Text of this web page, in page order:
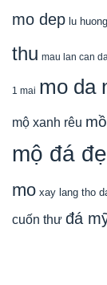
mo dep lu
thu mau lan can da
1 mai mo da
mộ xanh rêu
mộ đá
mo xay lang tho
cuốn thư đá